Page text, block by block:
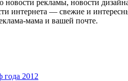
новости рекламы, новости
интернета — свежие и
мама и вашей почте.
года 2012